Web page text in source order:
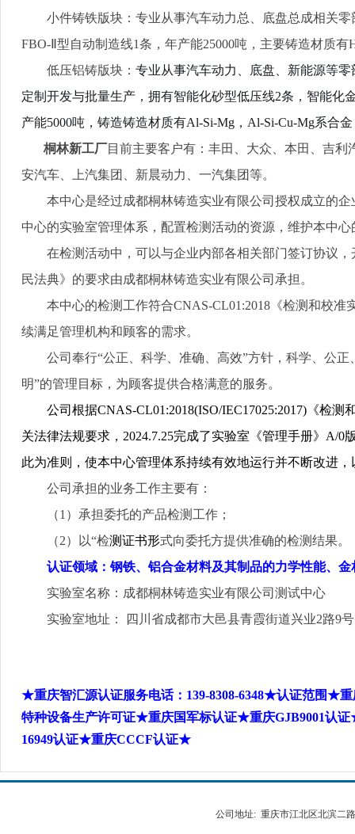
小件铸铁版块：专业从事汽车动力总、底盘总成相关
FBO- Ⅱ型自动制造线1条，年产能25000吨，主要铸造材质有
低压铝铸版块： 专业从事汽车动力、底盘、新能源等
定制开发与批量生产，拥有智能化砂型低压线2条，智能化
产能5000吨，铸造铸造材质有Al-Si-Mg ， Al-Si-Cu-Mg系合
桐林新工厂目前主要客户有：丰田、大众、本田、吉利
安汽车、上汽集团、新晨动力、一汽集团等。
本中心是经过成都桐林铸造实业有限公司授权成立的
中心的实验室管理体系，配置检测活动的资源，维护本中
在检测活动中，可以与企业内部各相关部门签订协议
民法典》的要求由成都桐林铸造实业有限公司承担。
本中心的检测工作符合CNAS-CL01:2018 《检测和校准
续满足管理机构和顾客的需求。
公司奉行“公正、科学、准确、高效”方针，科学、公
明”的管理目标，为顾客提供合格满意的服务。
公司根据CNAS-CL01:2018(ISO/IEC17025:2017) 《检测
关法律法规要求， 2024.7.25完成了实验室《管理手册》 A/0
此为准则，使本中心管理体系持续有效地运行并不断改进
公司承担的业务工作主要有：
（1 ）承担委托的产品检测工作；
（2）
以“检测证书形式向委托方提供准确的检测结果。
认证领域：钢铁、铝合金材料及其制品的力学性能、
实验室名称：成都桐林铸造实业有限公司测试中心
实验室地址： 四川省成都市大邑县青霞街道兴业2路9
★重庆智汇源认证服务电话： 139-8308-6348★认证范围★重
特种设备生产许可证★重庆国军标认证★重庆GJB9001认证
16949认证★重庆CCCF认证★
公司地址: 重庆市江北区北滨二